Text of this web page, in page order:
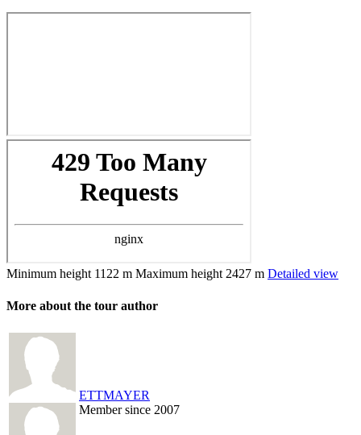
Minimum height 1122 m Maximum height 2427 m Detailed view
More about the tour author
ETTMAYER
Member since 2007